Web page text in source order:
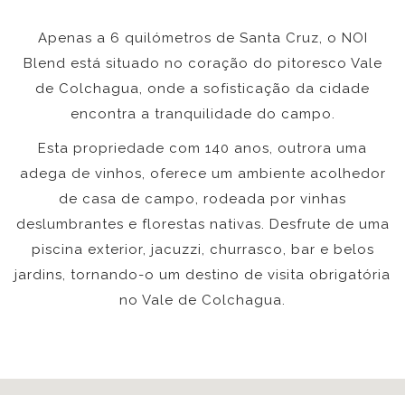
Apenas a 6 quilómetros de Santa Cruz, o NOI
Blend está situado no coração do pitoresco Vale
de Colchagua, onde a sofisticação da cidade
encontra a tranquilidade do campo.
Esta propriedade com 140 anos, outrora uma
adega de vinhos, oferece um ambiente acolhedor
de casa de campo, rodeada por vinhas
deslumbrantes e florestas nativas. Desfrute de uma
piscina exterior, jacuzzi, churrasco, bar e belos
jardins, tornando-o um destino de visita obrigatória
no Vale de Colchagua.